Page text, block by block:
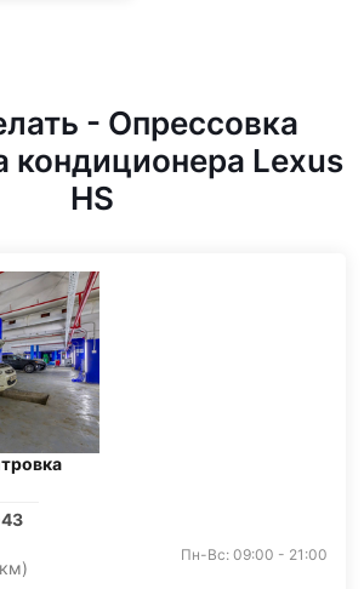
- Опрессовка
кондиционера Lexus
HS
Пн-Вс: 09:00 - 21:00